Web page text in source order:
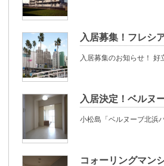
入居募集！フレシ
入居募集のお知らせ！ 好
入居決定！ベルヌ
小松島「ベルヌーブ北浜
コォーリングマン